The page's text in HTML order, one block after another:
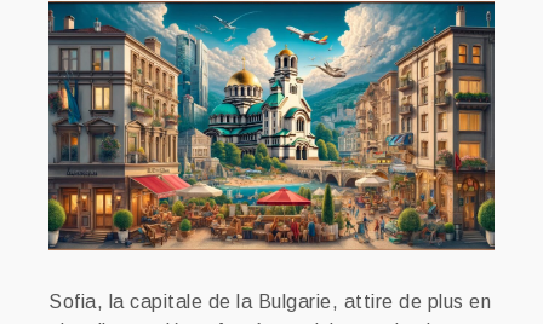
Sofia, la capitale de la Bulgarie, attire de plus en